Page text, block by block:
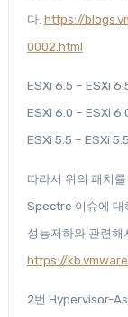
다. https://
0002.html
ESXi 6.5 – ESXi
ESXi 6.0 – ESXi
ESXi 5.5 – ESXi
따라서 위의 패치
Spectre 이슈에 대
성능저하와 관련해
https://
2번 Hypervisor-